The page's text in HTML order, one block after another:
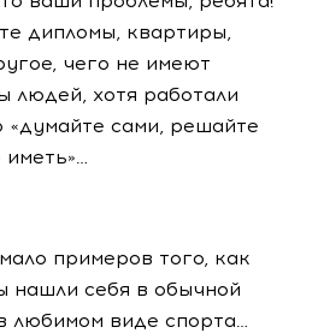
дипломы, квартиры,
чего не имеют
людей, хотя работали
«думайте сами, решайте
примеров того, как
нашли себя в обычной
любимом виде спорта…